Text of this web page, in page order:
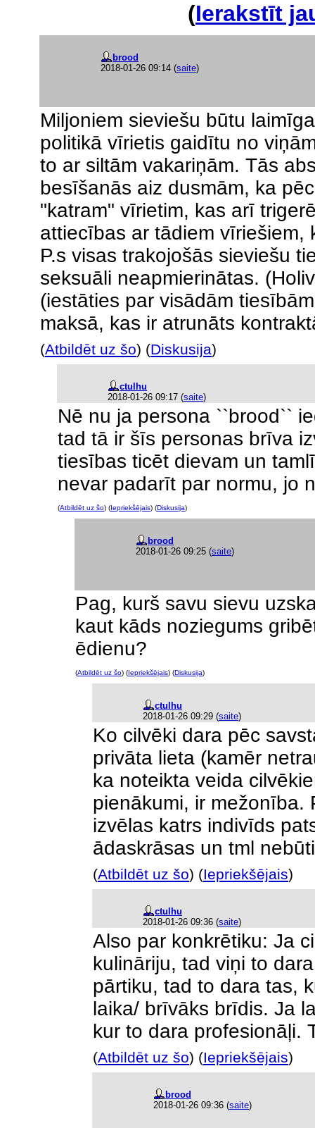
(Ierakstīt
brood
2018-01-26 09:14 (saite)
Miljoniem sieviešu būtu
politikā vīrietis gaidītu no
to ar siltām vakariņām. Tās
besīšanās aiz dusmām, ka
"katram" vīrietim, kas arī
attiecības ar tādiem vīriešiem,
P.s visas trakojošās sieviešu
seksuāli neapmierinātas.
(iestāties par visādām
maksā, kas ir atrunāts
(Atbildēt uz šo) (Diskusija)
ctulhu
2018-01-26 09:17 (saite)
Nē nu ja persona ``brood``
tad tā ir šīs personas brīva
tiesības ticēt dievam un
nevar padarīt par normu, jo
(Atbildēt uz šo) (Iepriekšējais) (Diskusija)
brood
2018-01-26 09:25 (saite)
Pag, kurš savu sievu
kaut kāds noziegums
ēdienu?
(Atbildēt uz šo) (Iepriekšējais) (Diskusija)
ctulhu
2018-01-26 09:29 (saite)
Ko cilvēki dara pēc
privāta lieta (kamēr
ka noteikta veida
pienākumi, ir mežonība.
izvēlas katrs indivīds
ādaskrāsas un tml
(Atbildēt uz šo) (Iepriekšējais)
ctulhu
2018-01-26 09:36 (saite)
Also par konkrētiku: Ja
kulināriju, tad viņi to
pārtiku, tad to dara tas,
laika/ brīvāks brīdis. Ja
kur to dara profesionāļi.
(Atbildēt uz šo) (Iepriekšējais)
brood
2018-01-26 09:36 (saite)